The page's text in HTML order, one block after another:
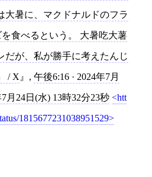
大暑に、マクドナルドのフラ
食べるという。 大暑吃大薯
だが、私が勝手に考えたんじ
/ X , 午後6:16 · 2024年7月
月24日(水) 13時32分23秒 htt
1815677231038951529